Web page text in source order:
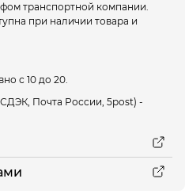
транспортной компании.
при наличии товара и
с 10 до 20.
Почта России, 5post) -